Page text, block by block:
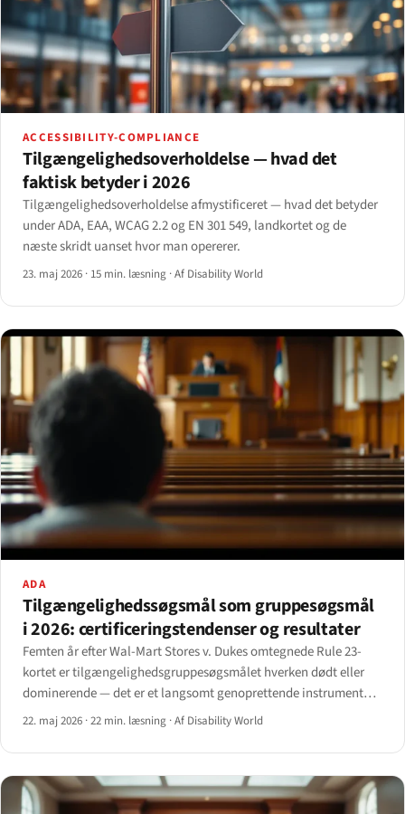
ACCESSIBILITY-COMPLIANCE
Tilgængeligheds­overholdelse — hvad det
faktisk betyder i 2026
Tilgængeligheds­overholdelse afmystificeret — hvad det betyder
under ADA, EAA, WCAG 2.2 og EN 301 549, landkortet og de
næste skridt uanset hvor man opererer.
23. maj 2026 · 15 min. læsning ·Af Disability World
ADA
Tilgængeligheds­søgsmål som gruppesøgsmål
i 2026: certificerings­tendenser og resultater
Femten år efter Wal-Mart Stores v. Dukes omtegnede Rule 23-
kortet er tilgængeligheds­gruppesøgsmålet hverken dødt eller
dominerende — det er et langsomt genoprettende instrument
hvis 2026-levedygtighed afhænger af Ninth Circuits Robles-
22. maj 2026 ·22 min. læsning ·Af Disability World